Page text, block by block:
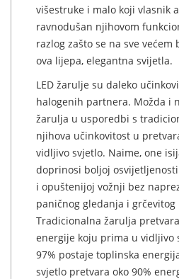
višestruke i malo koji vlasnik
ravnodušan njihovom
razlog zašto se na sve
ova lijepa, elegantna svijetla.
LED žarulje su daleko
halogenih partnera. Možda i
žarulja u usporedbi s
njihova učinkovitost u
vidljivo svjetlo. Naime, one
doprinosi boljoj
i opuštenijoj vožnji bez
paničnog gledanja i
Tradicionalna žarulja
energije koju prima u vidljivo
97% postaje toplinska
svjetlo pretvara oko 90%